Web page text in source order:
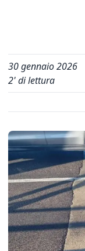
30 gennaio 2026
2' di lettura